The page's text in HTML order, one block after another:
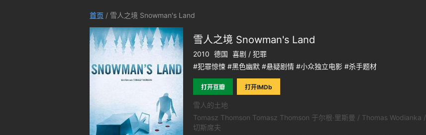
首页 / 雪人之境 Snowman's Land
雪人之境 Snowman's Land
2010 德国 喜剧 / 犯罪
#犯罪惊悚 #黑色幽默 #悬疑剧情 #小众独立电影 #杀手题材
打开豆瓣 打开IMDb
雪人的土地
Tomasz Thomson Tomasz Thomson 于尔根·里斯曼 / Thomas
切斯席夫